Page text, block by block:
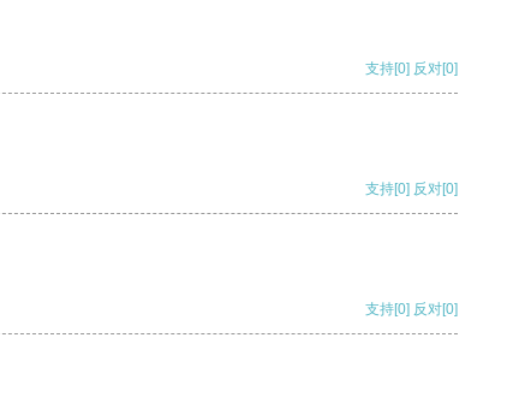
支持[0] 反对[0]
支持[0] 反对[0]
支持[0] 反对[0]